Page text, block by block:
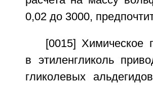
0,02 до 3000,
[0015] Химическое
в этиленгликоль
гликолевых